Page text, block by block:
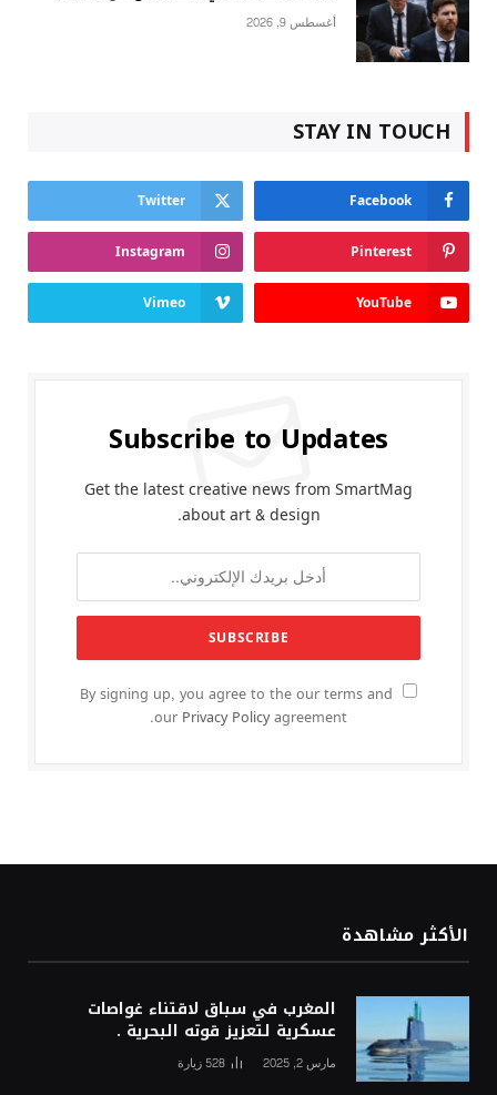
أغسطس 9, 2026
STAY IN TOUCH
Facebook
Twitter
Pinterest
Instagram
YouTube
Vimeo
Subscribe to Updates
Get the latest creative news from SmartMag
about art & design.
By signing up, you agree to the our terms and
our Privacy Policyagreement.
الأكثر مشاهدة
المغرب في سباق لاقتناء غواصات
عسكرية لتعزيز قوته البحرية .
مارس 2, 2025 528 زيارة